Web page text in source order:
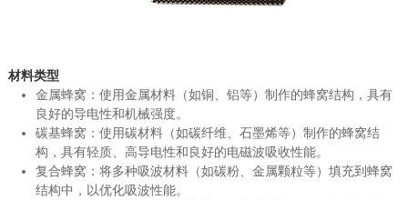
材料类型
金属蜂窝：使用金属材料（如铜、铝等）制作的蜂窝结构，具有
良好的导电性和机械强度。
碳基蜂窝：使用碳材料（如碳纤维、石墨烯等）制作的蜂窝结
构，具有轻质、高导电性和良好的电磁波吸收性能。
复合蜂窝：将多种吸波材料（如碳粉、金属颗粒等）填充到蜂窝
结构中，以优化吸波性能。